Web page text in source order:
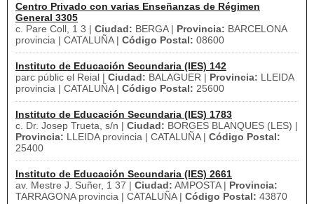
Centro Privado con varias Enseñanzas de Régimen
General 3305
c. Pare Coll, 1 3 | Ciudad: BERGA | Provincia: BARCELONA
provincia | CATALUÑA | Código Postal: 08600
Instituto de Educación Secundaria (IES) 142
parc públic el Reial | Ciudad: BALAGUER | Provincia: LLEIDA
provincia | CATALUÑA | Código Postal: 25600
Instituto de Educación Secundaria (IES) 1783
c. Dr. Josep Trueta, s/n | Ciudad: BORGES BLANQUES (LES) |
Provincia: LLEIDA provincia | CATALUÑA | Código Postal:
25400
Instituto de Educación Secundaria (IES) 2661
av. Mestre J. Suñer, 1 37 | Ciudad: AMPOSTA | Provincia:
TARRAGONA provincia | CATALUÑA | Código Postal: 43870